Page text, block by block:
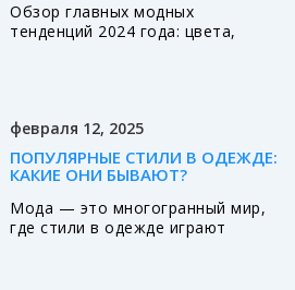
Обзор главных модных
тенденций 2024 года: цвета,
февраля 12, 2025
ПОПУЛЯРНЫЕ СТИЛИ В ОДЕЖДЕ:
КАКИЕ ОНИ БЫВАЮТ?
Мода — это многогранный мир,
где стили в одежде играют